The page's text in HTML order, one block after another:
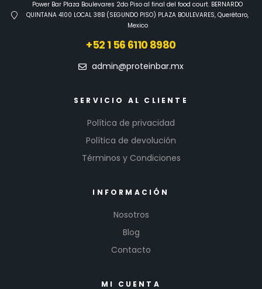
Power Bar Plaza Boulevares 2do Piso al final del food court. BERNARDO
QUINTANA 4100 LOCAL 38B (SEGUNDO PISO) PLAZA BOULEVARES, Querétaro,
Mexico
+52 1 56 6110 8980
admin@proteinbar.mx
SERVICIO AL CLIENTE
Política de privacidad
Política de devolución
Términos y Condiciones
INFORMACIÓN
Nosotros
Blog
Contacto
MI CUENTA